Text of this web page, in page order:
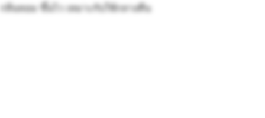
กลิ่นหอม ขึ้นไว เหมาะกับใช้กลางคืน